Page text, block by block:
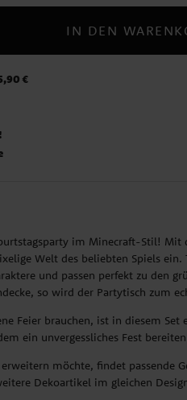
IN DEN
€
im Minecraft-Stil! Mit
Welt des beliebten Spiels ein.
und passen perfekt zu den
so wird der Partytisch zum
Feier brauchen, ist in diesem
ein unvergessliches Fest
möchte, findet passende
Dekoartikel im gleichen